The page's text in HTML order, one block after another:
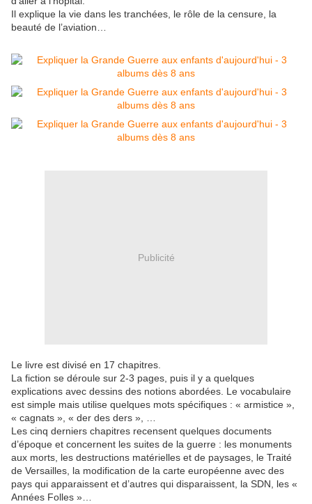
Il explique la vie dans les tranchées, le rôle de la censure, la
beauté de l’aviation…
Publicité
Le livre est divisé en 17 chapitres.
La fiction se déroule sur 2-3 pages, puis il y a quelques
explications avec dessins des notions abordées. Le vocabulaire
est simple mais utilise quelques mots spécifiques : « armistice »,
« cagnats », « der des ders », …
Les cinq derniers chapitres recensent quelques documents
d’époque et concernent les suites de la guerre : les monuments
aux morts, les destructions matérielles et de paysages, le Traité
de Versailles, la modification de la carte européenne avec des
pays qui apparaissent et d’autres qui disparaissent, la SDN, les «
Années Folles »…